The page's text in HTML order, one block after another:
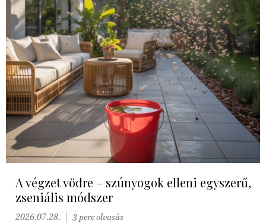
A végzet vödre – szúnyogok elleni egyszerű,
zseniális módszer
2026.07.28. 3 perc olvasás